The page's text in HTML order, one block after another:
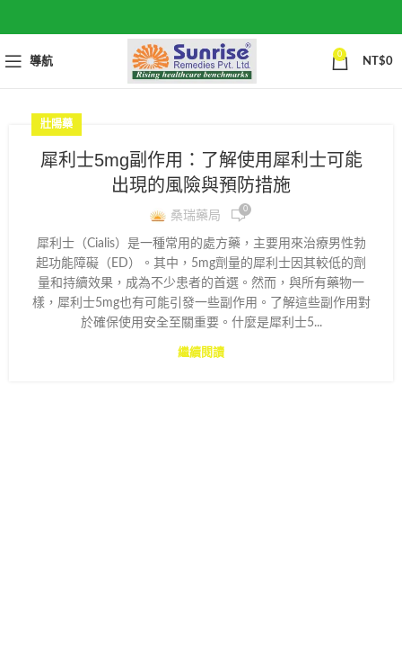
導航
0
NT$0
壯陽藥
犀利士5mg副作用：了解使用犀利士可能
出現的風險與預防措施
桑瑞藥局 0
犀利士（Cialis）是一種常用的處方藥，主要用來治療男性勃
起功能障礙（ED）。其中，5mg劑量的犀利士因其較低的劑
量和持續效果，成為不少患者的首選。然而，與所有藥物一
樣，犀利士5mg也有可能引發一些副作用。了解這些副作用對
於確保使用安全至關重要。什麼是犀利士5...
繼續閱讀